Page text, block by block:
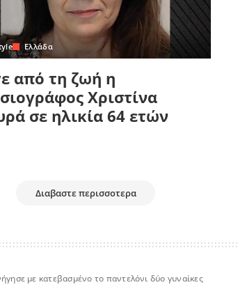
Ελλάδα
από τη ζωή η
Χριστίνα
σε ηλικία 64 ετών
Διαβαστε περισσοτερα
με κατεβασμένο το παντελόνι δύο γυναίκες